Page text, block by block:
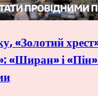
«Золотий
«Ширан» і